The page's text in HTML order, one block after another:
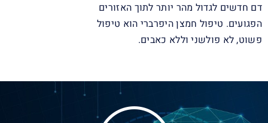
דם חדשים לגדול מהר יותר לתוך האזורים
הפגועים. טיפול חמצן היפרברי הוא טיפול
פשוט, לא פולשני וללא כאבים.